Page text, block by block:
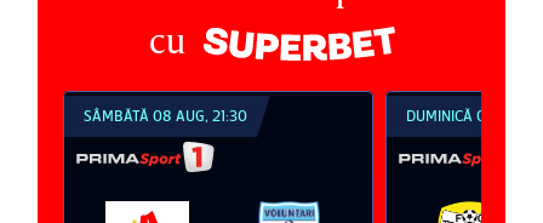
cu
SÂMBĂTĂ 08 AUG, 21:30 DUMINICĂ 09 AUG,